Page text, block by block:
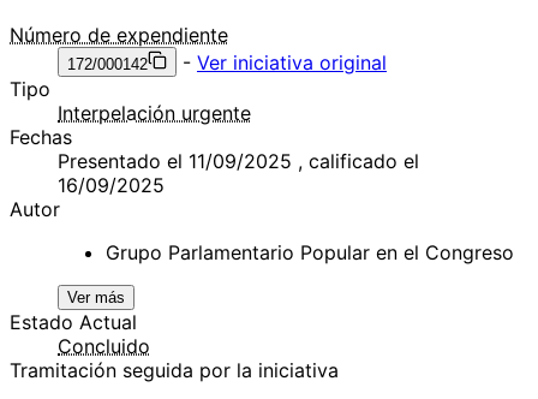
Número de expendiente
172/000142 - Ver iniciativa original
Tipo
Interpelación urgente
Fechas
Presentado el 11/09/2025 , calificado el
16/09/2025
Autor
Grupo Parlamentario Popular en el Congreso
Ver más
Estado Actual
Concluido
Tramitación seguida por la iniciativa